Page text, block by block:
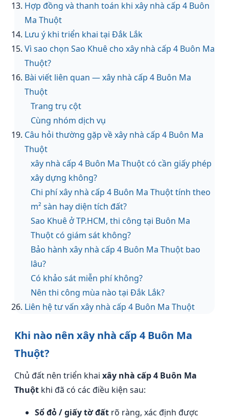
Hợp đồng và thanh toán khi xây nhà cấp 4 Buôn
Ma Thuột
Lưu ý khi triển khai tại Đắk Lắk
Vì sao chọn Sao Khuê cho xây nhà cấp 4 Buôn Ma
Thuột?
Bài viết liên quan — xây nhà cấp 4 Buôn Ma
Thuột
Trang trụ cột
Cùng nhóm dịch vụ
Câu hỏi thường gặp về xây nhà cấp 4 Buôn Ma
Thuột
xây nhà cấp 4 Buôn Ma Thuột có cần giấy phép
xây dựng không?
Chi phí xây nhà cấp 4 Buôn Ma Thuột tính theo
m² sàn hay diện tích đất?
Sao Khuê ở TP.HCM, thi công tại Buôn Ma
Thuột có giám sát không?
Bảo hành xây nhà cấp 4 Buôn Ma Thuột bao
lâu?
Có khảo sát miễn phí không?
Nên thi công mùa nào tại Đắk Lắk?
Liên hệ tư vấn xây nhà cấp 4 Buôn Ma Thuột
Khi nào nên xây nhà cấp 4 Buôn Ma
Thuột?
Chủ đất nên triển khai xây nhà cấp 4 Buôn Ma
Thuột khi đã có các điều kiện sau:
Sổ đỏ / giấy tờ đất rõ ràng, xác định được